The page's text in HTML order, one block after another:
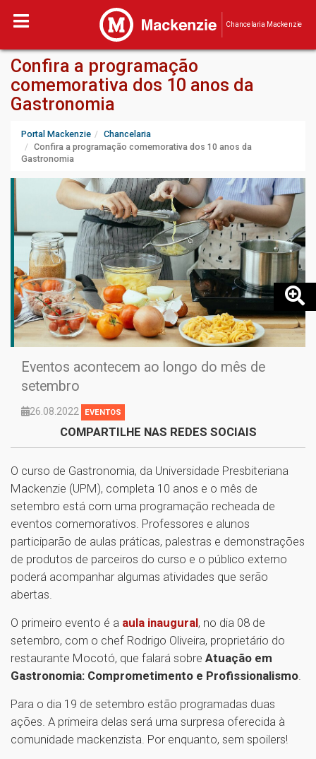
Chancelaria Mackenzie
Confira a programação
comemorativa dos 10 anos da
Gastronomia
Portal Mackenzie
Chancelaria
Confira a programação comemorativa dos 10 anos da
Gastronomia
Eventos acontecem ao longo do mês de
setembro
26.08.2022 EVENTOS
COMPARTILHE NAS REDES SOCIAIS
O curso de Gastronomia, da Universidade Presbiteriana
Mackenzie (UPM), completa 10 anos e o mês de
setembro está com uma programação recheada de
eventos comemorativos. Professores e alunos
participarão de aulas práticas, palestras e demonstrações
de produtos de parceiros do curso e o público externo
poderá acompanhar algumas atividades que serão
abertas.
O primeiro evento é a aula inaugural, no dia 08 de
setembro, com o chef Rodrigo Oliveira, proprietário do
restaurante Mocotó, que falará sobre Atuação em
Gastronomia: Comprometimento e Profissionalismo
Para o dia 19 de setembro estão programadas duas
ações. A primeira delas será uma surpresa oferecida à
comunidade mackenzista. Por enquanto, sem spoilers!